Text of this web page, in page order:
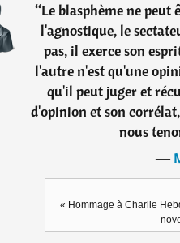
“Le blasphème ne peut
l'agnostique, le
pas, il exerce son
l'autre n'est qu'une
qu'il peut juger et
d'opinion et son
nous
―
« Hommage à Charlie